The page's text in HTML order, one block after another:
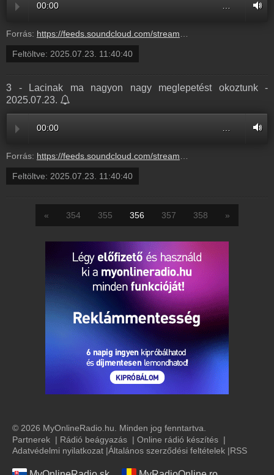
00:00 …
Forrás: https://feeds.soundcloud.com/stream/2135009361-radio1hungary-2-tipikus-szuloi-mondasokat-szedtunk-ossze-2.mp3
Feltöltve: 2025.07.23. 11:40:40
3 - Lacinak ma nagyon nagy meglepetést okoztunk -
2025.07.23.
00:00
Forrás: https://feeds.soundcloud.com/stream/2135009358-radio1hungary-3-lacinak-ma-nagyon-nagy-meglepetest-okoztunk-3.mp3
Feltöltve: 2025.07.23. 11:40:40
« 354 355 356 357 358 »
© 2026 MyOnlineRadio.hu. Minden jog fenntartva.
Partnerek | Rádió beágyazás | Online rádió készítés |
Adatvédelmi nyilatkozat |Általános szerződési feltételek |RSS